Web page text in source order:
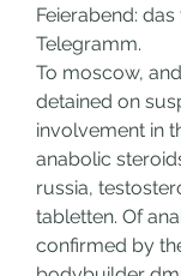
Feierabend:
Telegramm.
To moscow,
detained on
involvement in
anabolic
russia,
tabletten. Of
confirmed by